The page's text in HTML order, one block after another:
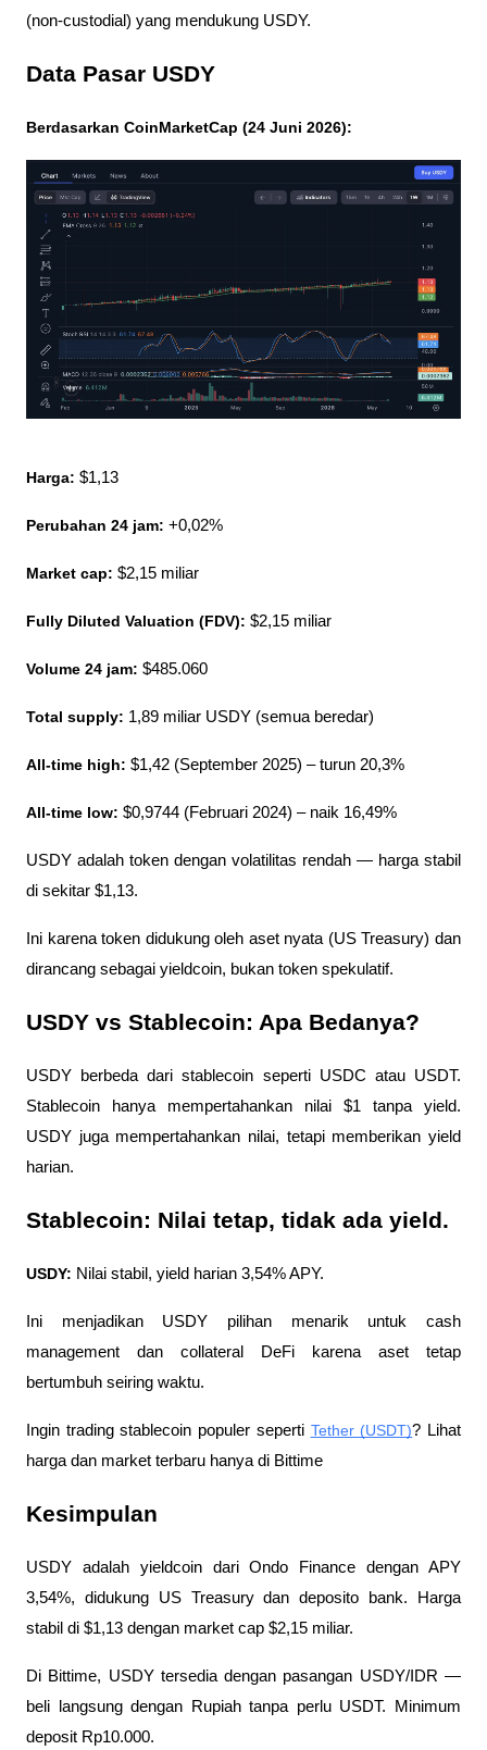
(non-custodial) yang mendukung USDY.
Data Pasar USDY
Berdasarkan CoinMarketCap (24 Juni 2026):
Harga: $1,13
Perubahan 24 jam: +0,02%
Market cap: $2,15 miliar
Fully Diluted Valuation (FDV): $2,15 miliar
Volume 24 jam: $485.060
Total supply: 1,89 miliar USDY (semua beredar)
All-time high: $1,42 (September 2025) – turun 20,3%
All-time low: $0,9744 (Februari 2024) – naik 16,49%
USDY adalah token dengan volatilitas rendah — harga stabil
di sekitar $1,13.
Ini karena token didukung oleh aset nyata (US Treasury) dan
dirancang sebagai yieldcoin, bukan token spekulatif.
USDY vs Stablecoin: Apa Bedanya?
USDY berbeda dari stablecoin seperti USDC atau USDT.
Stablecoin hanya mempertahankan nilai $1 tanpa yield.
USDY juga mempertahankan nilai, tetapi memberikan yield
harian.
Stablecoin: Nilai tetap, tidak ada yield.
USDY: Nilai stabil, yield harian 3,54% APY.
Ini menjadikan USDY pilihan menarik untuk cash
management dan collateral DeFi karena aset tetap
bertumbuh seiring waktu.
Ingin trading stablecoin populer seperti Tether (USDT)? Lihat
harga dan market terbaru hanya di Bittime
Kesimpulan
USDY adalah yieldcoin dari Ondo Finance dengan APY
3,54%, didukung US Treasury dan deposito bank. Harga
stabil di $1,13 dengan market cap $2,15 miliar.
Di Bittime, USDY tersedia dengan pasangan USDY/IDR —
beli langsung dengan Rupiah tanpa perlu USDT. Minimum
deposit Rp10.000.